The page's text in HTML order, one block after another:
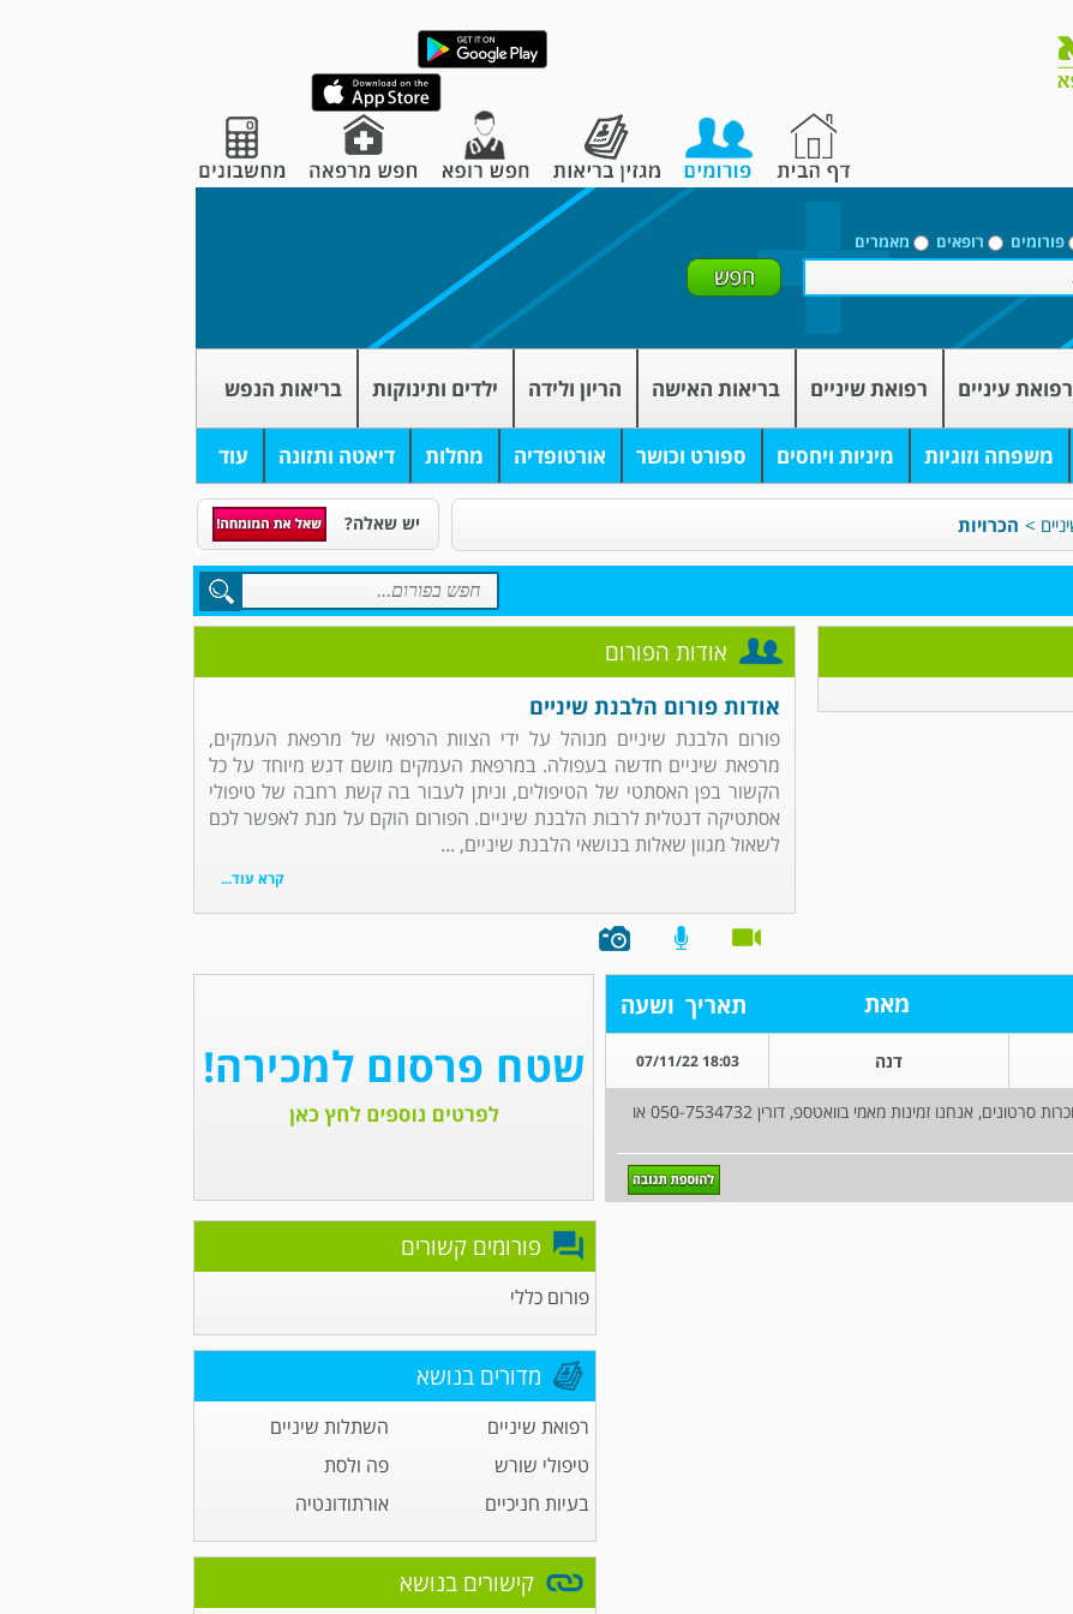
פורומים רופאים מאמרים
רפואת עיניים רפואת שיניים בריאות האישה הריון ולידה ילדים ותינוקות בריאות הנפש
משפחה וזוגיות מיניות ויחסים ספורט וכושר אורטופדיה מחלות דיאטה ותזונה עוד
> הכרויות יש שאלה?
אודות הפורום
אודות פורום הלבנת שיניים
פורום הלבנת שיניים מנוהל על ידי הצוות הרפואי של מרפאת העמקים,
מרפאת שיניים חדשה בעפולה. במרפאת העמקים מושם דגש מיוחד על כל
הקשור בפן האסתטי של הטיפולים, וניתן לעבור בה קשת רחבה של טיפולי
אסתטיקה דנטלית לרבות הלבנת שיניים. הפורום הוקם על מנת לאפשר לכם
לשאול מגוון שאלות בנושאי הלבנת שיניים, ...
קרא עוד...
מאת תאריך ושעה
דנה 18:03 07/11/22
היוש ! אנחנו מחכות לך בייב אנחנו עושות שיחות ומוכרות סרטונים, אנחנו זמינות מאמי בוואטספ, דורין 050-7534732 או
פורומים קשורים
פורום כללי
מדורים בנושא
רפואת שיניים
השתלות שיניים
טיפולי שורש
פה ולסת
בעיות חניכיים
אורתודונטיה
קישורים בנושא